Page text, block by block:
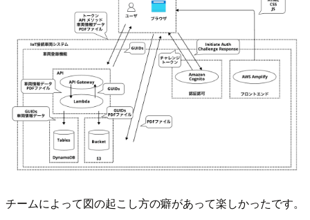
チームによって図の起こし方の癖があって楽しかったです。